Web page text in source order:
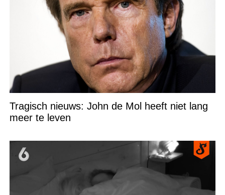
Tragisch nieuws: John de Mol heeft niet lang
meer te leven